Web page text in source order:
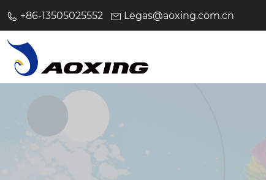
+86-13505025552 Legas@aoxing.com.cn